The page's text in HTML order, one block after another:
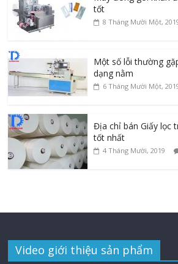
tốt
8 Tháng Mười Một,
Một số lỗi thường
dạng nằm
6 Tháng Mười Một,
Địa chỉ bán Giấy lọc
tốt nhất
4 Tháng Mười, 2019
Video giới thiệu sản phẩm